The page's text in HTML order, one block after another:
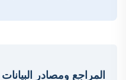
المراجع ومصادر البيانات